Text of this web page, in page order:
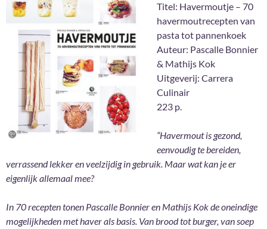
Titel: Havermoutje – 70
havermoutrecepten van
pasta tot pannenkoek
Auteur: Pascalle Bonnier
& Mathijs Kok
Uitgeverij: Carrera
Culinair
223 p.
“Havermout is gezond,
eenvoudig te bereiden,
verrassend lekker en veelzijdig in gebruik. Maar wat kan je er
eigenlijk allemaal mee?
In 70 recepten tonen Pascalle Bonnier en Mathijs Kok de oneindige
mogelijkheden met haver als basis. Van brood tot burger, van soep